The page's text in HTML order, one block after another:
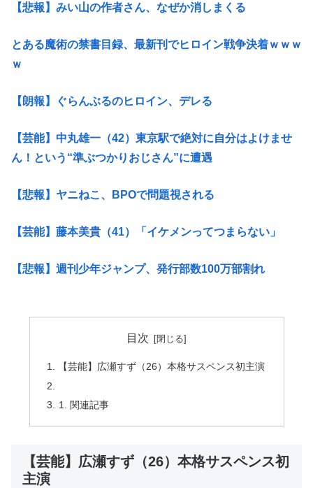
【悲報】みい山の作者さん、なぜか消しまくる
とある魔術の禁書目録、最新刊でヒロイン戦争決着ｗｗｗ
ｗ
【朗報】ぐらんぶるのヒロイン、デレる
【芸能】中丸雄一（42）東京駅で絶対に自分はよけませ
ん！という“準ぶつかりおじさん”に遭遇
【悲報】ヤニねこ、BPOで問題視される
【芸能】藤本美貴（41）「イケメンってつまらない」
【悲報】週刊少年ジャンプ、発行部数100万部割れ
目次
【芸能】広瀬すず（26）本格サスペンス初主演
関連記事
【芸能】広瀬すず（26）本格サスペンス初
主演